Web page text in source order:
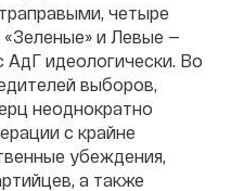
четыре
и Левые —
идеологически. Во
выборов,
неоднократно
с крайне
убеждения,
а также